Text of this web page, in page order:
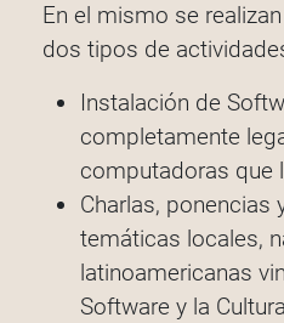
En el mismo se
dos tipos de
Instalación de
completamente
computadoras que
Charlas, ponencias
temáticas locales,
latinoamericanas
Software y la